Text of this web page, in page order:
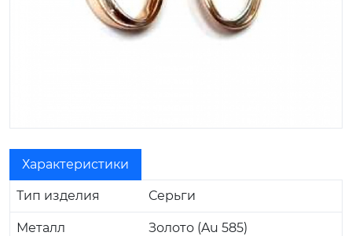
Характеристики
Тип изделия Серьги
Металл Золото (Au 585)